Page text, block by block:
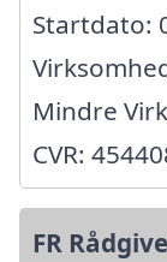
Startdato:
Mindre
CVR:
FR